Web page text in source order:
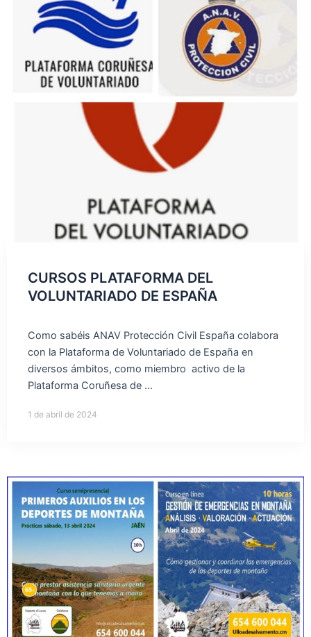
CURSOS PLATAFORMA DEL
VOLUNTARIADO DE ESPAÑA
Como sabéis ANAV Protección Civil España colabora
con la Plataforma de Voluntariado de España en
diversos ámbitos, como miembro activo de la
Plataforma Coruñesa de ...
1 de abril de 2024